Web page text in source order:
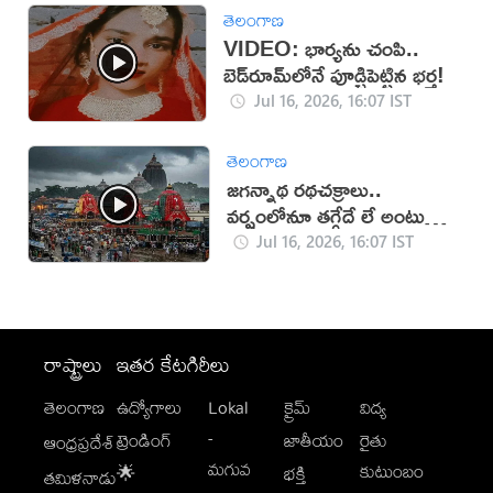
తెలంగాణ
VIDEO: భార్యను చంపి..
బెడ్‌రూమ్‌లోనే పూడ్చిపెట్టిన భర్త!
Jul 16, 2026, 16:07 IST
తెలంగాణ
జగన్నాథ రథచక్రాలు..
వర్షంలోనూ తగ్గేదే లే అంటున్న
భక్తులుJul 16, 2026, 16:07 IST
రాష్ట్రాలు
తెలంగాణ
ఆంధ్రప్రదేశ్
తమిళనాడు
ఇతర కేటగిరీలు
ఉద్యోగాలు
ట్రెండింగ్
🌟
Lokal
-
మగువ
క్రైమ్
జాతీయం
భక్తి
విద్య
రైతు
కుటుంబం